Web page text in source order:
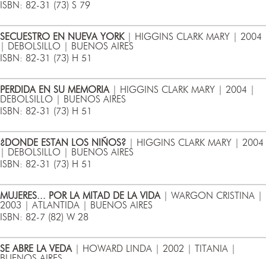
ISBN: 82-31 (73) S 79
SECUESTRO EN NUEVA YORK | HIGGINS CLARK MARY | 2004
| DEBOLSILLO | BUENOS AIRES
ISBN: 82-31 (73) H 51
PERDIDA EN SU MEMORIA | HIGGINS CLARK MARY | 2004 |
DEBOLSILLO | BUENOS AIRES
ISBN: 82-31 (73) H 51
¿DONDE ESTAN LOS NIÑOS? | HIGGINS CLARK MARY | 2004
| DEBOLSILLO | BUENOS AIRES
ISBN: 82-31 (73) H 51
MUJERES... POR LA MITAD DE LA VIDA | WARGON CRISTINA |
2003 | ATLANTIDA | BUENOS AIRES
ISBN: 82-7 (82) W 28
SE ABRE LA VEDA | HOWARD LINDA | 2002 | TITANIA |